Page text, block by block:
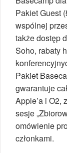
Pakiet Guest
wspólnej
także dostęp
Soho, rabaty
Pakiet
gwarantuje
Apple’a i O2,
sesje
omówienie
członkami.